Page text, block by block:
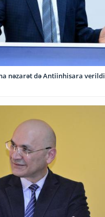
nəzarət də Antiinhisara verildi